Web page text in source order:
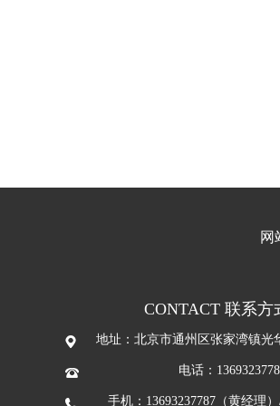
网
CONTACT 联系方
地址：北京市通州区张家湾镇光
电话：
手机：13693237787（黄经理